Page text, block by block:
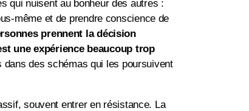
qui nuisent au bonheur des autres :
même et de prendre conscience de
prennent la décision
une expérience beaucoup trop
dans des schémas qui les poursuivent
souvent entrer en résistance. La